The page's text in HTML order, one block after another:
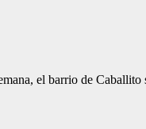
el barrio de